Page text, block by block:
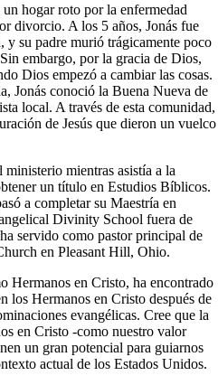
hogar roto por la enfermedad
divorcio. A los 5 años, Jonás fue
y su padre murió trágicamente poco
embargo, por la gracia de Dios,
Dios empezó a cambiar las cosas.
Jonás conoció la Buena Nueva de
local. A través de esta comunidad,
de Jesús que dieron un vuelco
mientras asistía a la
un título en Estudios Bíblicos.
a completar su Maestría en
Divinity School fuera de
servido como pastor principal de
en Pleasant Hill, Ohio.
Hermanos en Cristo, ha encontrado
los Hermanos en Cristo después de
evangélicas. Cree que la
en Cristo -como nuestro valor
un gran potencial para guiarnos
actual de los Estados Unidos.